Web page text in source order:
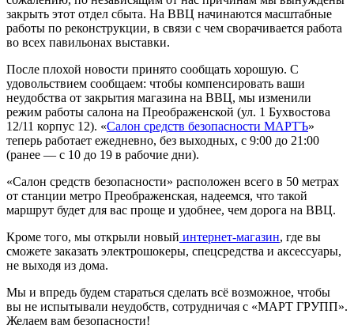
закрыть этот отдел сбыта. На ВВЦ начинаются масштабные
работы по реконструкции, в связи с чем сворачивается работа
во всех павильонах выставки.
После плохой новости принято сообщать хорошую. С
удовольствием сообщаем: чтобы компенсировать ваши
неудобства от закрытия магазина на ВВЦ, мы изменили
режим работы салона на Преображенской (ул. 1 Бухвостова
12/11 корпус 12). «Салон средств безопасности МАРТЪ»
теперь работает ежедневно, без выходных, с 9:00 до 21:00
(ранее — с 10 до 19 в рабочие дни).
«Салон средств безопасности» расположен всего в 50 метрах
от станции метро Преображенская, надеемся, что такой
маршрут будет для вас проще и удобнее, чем дорога на ВВЦ.
Кроме того, мы открыли новый интернет-магазин, где вы
сможете заказать электрошокеры, спецсредства и аксессуары,
не выходя из дома.
Мы и впредь будем стараться сделать всё возможное, чтобы
вы не испытывали неудобств, сотрудничая с «МАРТ ГРУПП».
Желаем вам безопасности!